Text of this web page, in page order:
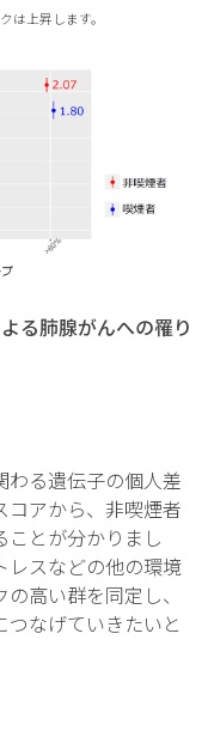
は上昇します。
る肺腺がんへの罹り
る遺伝子の個人差
コアから、非喫煙者
ことが分かりまし
レスなどの他の環境
高い群を同定し、
なげていきたいと